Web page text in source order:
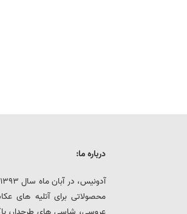
درباره ما:
محصولاتی برای آتلیه های